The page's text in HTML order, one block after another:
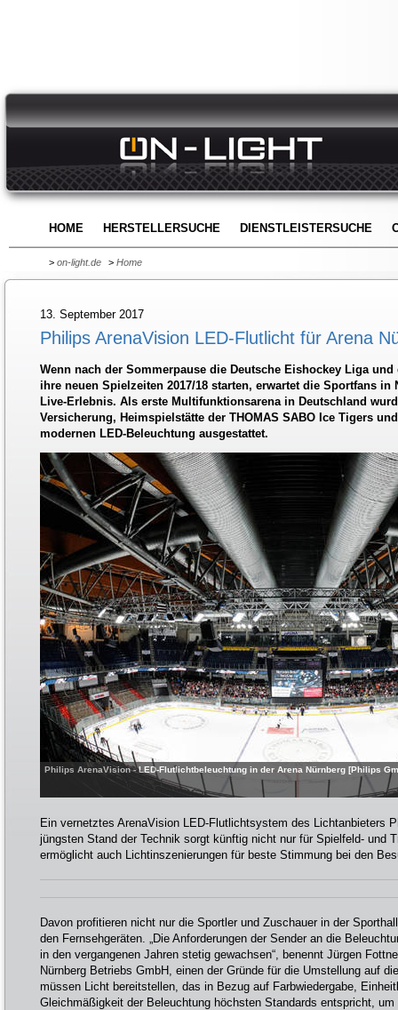
HOME HERSTELLERSUCHE DIENSTLEISTERSUCHE
> on-light.de > Home
13. September 2017
Philips ArenaVision LED-Flutlicht für Arena
Wenn nach der Sommerpause die Deutsche Eishockey Liga
ihre neuen Spielzeiten 2017/18 starten, erwartet die Sportfans in
Live-Erlebnis. Als erste Multifunktionsarena in Deutschland
Versicherung, Heimspielstätte der THOMAS SABO Ice Tigers
modernen LED-Beleuchtung ausgestattet.
Philips ArenaVision - LED-Flutlichtbeleuchtung in der Arena Nürnberg [Philips
Ein vernetztes ArenaVision LED-Flutlichtsystem des Lichtanbieters
jüngsten Stand der Technik sorgt künftig nicht nur für Spielfeld- und
ermöglicht auch Lichtinszenierungen für beste Stimmung bei den
Davon profitieren nicht nur die Sportler und Zuschauer in der
den Fernsehgeräten. „Die Anforderungen der Sender an die
in den vergangenen Jahren stetig gewachsen“, benennt Jürgen
Nürnberg Betriebs GmbH, einen der Gründe für die Umstellung auf
müssen Licht bereitstellen, das in Bezug auf Farbwiedergabe,
Gleichmäßigkeit der Beleuchtung höchsten Standards entspricht,